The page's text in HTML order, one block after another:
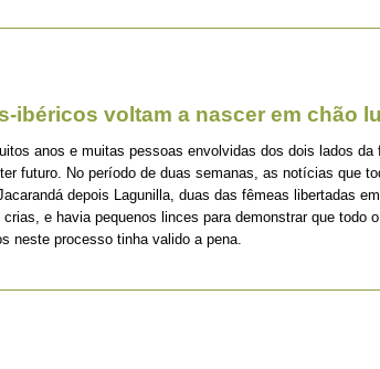
ibéricos voltam a nascer em chão
anos e muitas pessoas envolvidas dos dois lados da
futuro. No período de duas semanas, as notícias que
depois Lagunilla, duas das fêmeas libertadas
crias, e havia pequenos linces para demonstrar que todo
neste processo tinha valido a pena.